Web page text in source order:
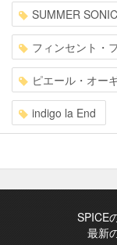
SUMMER SONIC
フィンセント・
ピエール・オー
indigo la End
SPICE
最新